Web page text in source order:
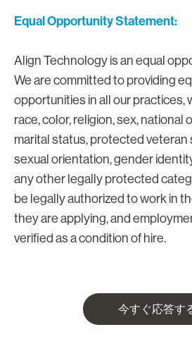
Equal Opportunity Statement:
Align Technology is an equal
We are committed to providing
opportunities in all our practices,
race, color, religion, sex, national
marital status, protected veteran
sexual orientation, gender
any other legally protected
be legally authorized to work in
they are applying, and
verified as a condition of hire.
今すぐ応答す